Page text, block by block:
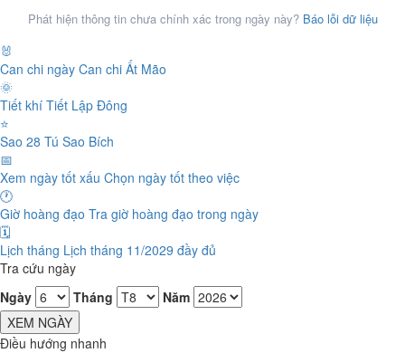
Phát hiện thông tin chưa chính xác trong ngày này? Báo lỗi dữ liệu
🐰
Can chi ngày Can chi Ất Mão
🌞
Tiết khí Tiết Lập Đông
⭐
Sao 28 Tú Sao Bích
📅
Xem ngày tốt xấu Chọn ngày tốt theo việc
🕐
Giờ hoàng đạo Tra giờ hoàng đạo trong ngày
🗓️
Lịch tháng Lịch tháng 11/2029 đầy đủ
Tra cứu ngày
Ngày
Tháng
Năm
XEM NGÀY
Điều hướng nhanh